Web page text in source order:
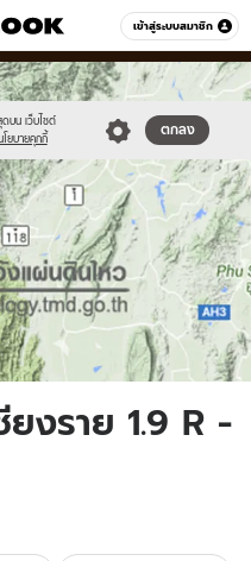
เข้าสู่ระบบสมาชิก
หมวดอื่นๆ
ดบน เว็บไซต์
โยบายคุกกี้
ตกลง
641818-
งราย 1.9 R -